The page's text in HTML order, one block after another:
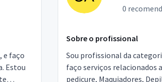
e faço
Estou
0
Sobre o profissional
Sou profissional da
faço serviços relacionados
pedicure, Maquiadores,